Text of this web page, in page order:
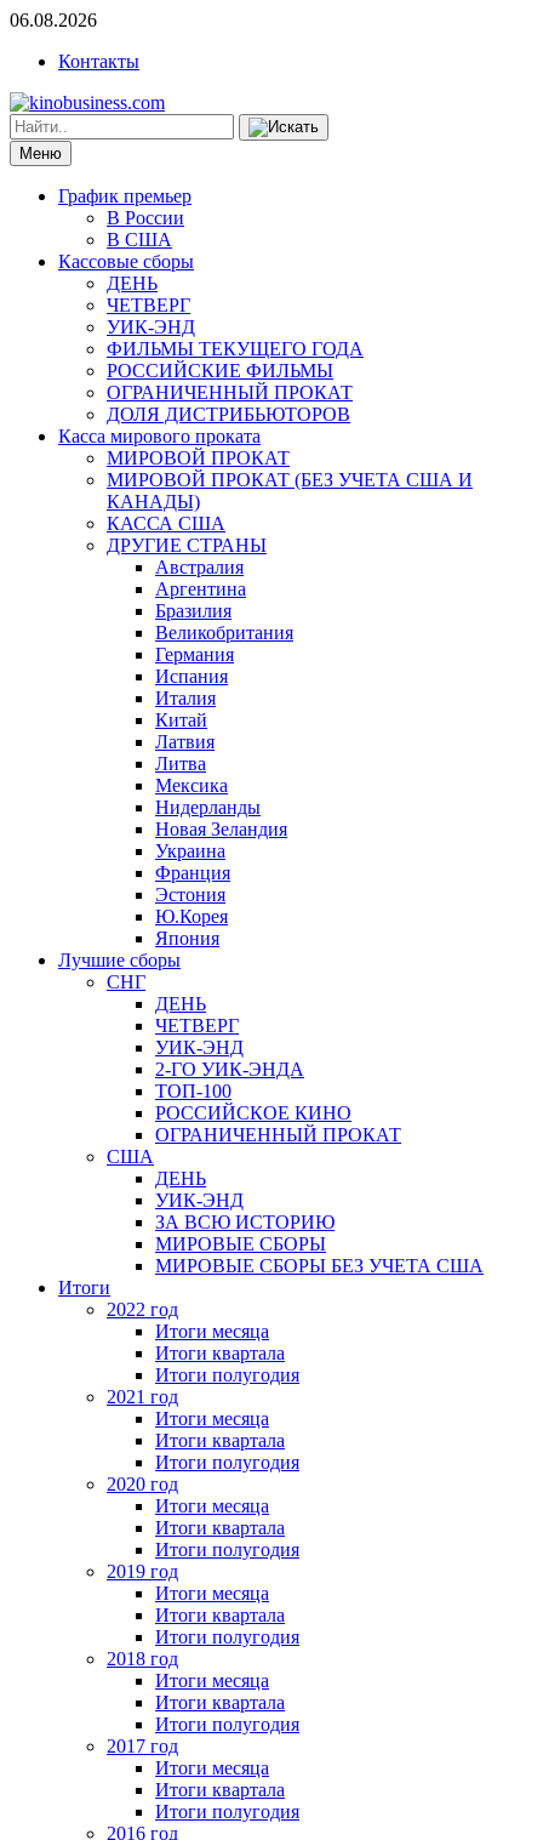
06.08.2026
Контакты
Меню
График премьер
В России
В США
Кассовые сборы
ДЕНЬ
ЧЕТВЕРГ
УИК-ЭНД
ФИЛЬМЫ ТЕКУЩЕГО ГОДА
РОССИЙСКИЕ ФИЛЬМЫ
ОГРАНИЧЕННЫЙ ПРОКАТ
ДОЛЯ ДИСТРИБЬЮТОРОВ
Касса мирового проката
МИРОВОЙ ПРОКАТ
МИРОВОЙ ПРОКАТ (БЕЗ УЧЕТА США И
КАНАДЫ)
КАССА США
ДРУГИЕ СТРАНЫ
Австралия
Аргентина
Бразилия
Великобритания
Германия
Испания
Италия
Китай
Латвия
Литва
Мексика
Нидерланды
Новая Зеландия
Украина
Франция
Эстония
Ю.Корея
Япония
Лучшие сборы
СНГ
ДЕНЬ
ЧЕТВЕРГ
УИК-ЭНД
2-ГО УИК-ЭНДА
ТОП-100
РОССИЙСКОЕ КИНО
ОГРАНИЧЕННЫЙ ПРОКАТ
США
ДЕНЬ
УИК-ЭНД
ЗА ВСЮ ИСТОРИЮ
МИРОВЫЕ СБОРЫ
МИРОВЫЕ СБОРЫ БЕЗ УЧЕТА США
Итоги
2022 год
Итоги месяца
Итоги квартала
Итоги полугодия
2021 год
Итоги месяца
Итоги квартала
Итоги полугодия
2020 год
Итоги месяца
Итоги квартала
Итоги полугодия
2019 год
Итоги месяца
Итоги квартала
Итоги полугодия
2018 год
Итоги месяца
Итоги квартала
Итоги полугодия
2017 год
Итоги месяца
Итоги квартала
Итоги полугодия
2016 год